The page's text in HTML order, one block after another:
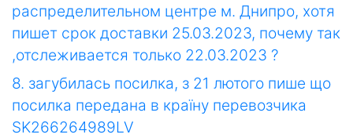
распределительном центре м. Днипро, хотя
пишет срок доставки 25.03.2023, почему так
,отслеживается только 22.03.2023 ?
8. загубилась посилка, з 21 лютого пише що
посилка передана в країну перевозчика
SK266264989LV